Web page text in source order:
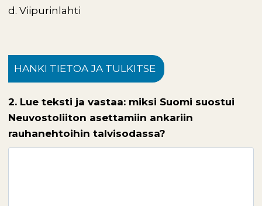
d. Viipurinlahti
HANKI TIETOA JA TULKITSE
2. Lue teksti ja vastaa: miksi Suomi suostui
Neuvostoliiton asettamiin ankariin
rauhanehtoihin talvisodassa?